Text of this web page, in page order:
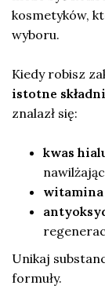
kosmetyków,
wyboru.
Kiedy robisz
istotne
znalazł się:
kwas
witamina
Unikaj
formuły.